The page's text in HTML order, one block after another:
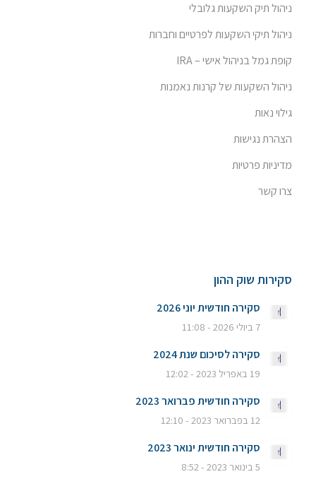
ניהול תיק השקעות גלובלי
ניהול תיקי השקעות לפרטיים וחברות
קופת גמל בניהול אישי – IRA
ניהול השקעות של קרנות נאמנות
גילוי נאות
הצהרת נגישות
מדיניות פרטיות
צרו קשר
סקירות שוק ההון
סקירה חודשית יוני 2026
7 ביולי 2026 - 11:08
סקירה לסיכום שנת 2024
19 באפריל 2023 - 12:02
סקירה חודשית פברואר 2023
12 בפברואר 2023 - 12:10
סקירה חודשית ינואר 2023
5 בינואר 2023 - 8:52